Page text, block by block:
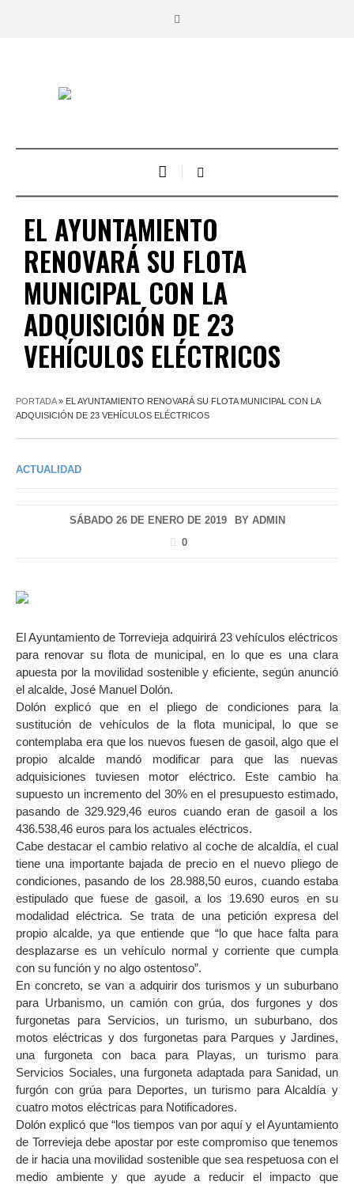
EL AYUNTAMIENTO
RENOVARÁ SU FLOTA
MUNICIPAL CON LA
ADQUISICIÓN DE 23
VEHÍCULOS ELÉCTRICOS
PORTADA» EL AYUNTAMIENTO RENOVARÁ SU FLOTA MUNICIPAL CON LA
ADQUISICIÓN DE 23 VEHÍCULOS ELÉCTRICOS
ACTUALIDAD
SÁBADO 26 DE ENERO DE 2019 BY ADMIN
0
El Ayuntamiento de Torrevieja adquirirá 23 vehículos eléctricos
para renovar su flota de municipal, en lo que es una clara
apuesta por la movilidad sostenible y eficiente, según anunció
el alcalde, José Manuel Dolón.
Dolón explicó que en el pliego de condiciones para la
sustitución de vehículos de la flota municipal, lo que se
contemplaba era que los nuevos fuesen de gasoil, algo que el
propio alcalde mandó modificar para que las nuevas
adquisiciones tuviesen motor eléctrico. Este cambio ha
supuesto un incremento del 30% en el presupuesto estimado,
pasando de 329.929,46 euros cuando eran de gasoil a los
436.538,46 euros para los actuales eléctricos.
Cabe destacar el cambio relativo al coche de alcaldía, el cual
tiene una importante bajada de precio en el nuevo pliego de
condiciones, pasando de los 28.988,50 euros, cuando estaba
estipulado que fuese de gasoil, a los 19.690 euros en su
modalidad eléctrica. Se trata de una petición expresa del
propio alcalde, ya que entiende que “lo que hace falta para
desplazarse es un vehículo normal y corriente que cumpla
con su función y no algo ostentoso”.
En concreto, se van a adquirir dos turismos y un suburbano
para Urbanismo, un camión con grúa, dos furgones y dos
furgonetas para Servicios, un turismo, un suburbano, dos
motos eléctricas y dos furgonetas para Parques y Jardines,
una furgoneta con baca para Playas, un turismo para
Servicios Sociales, una furgoneta adaptada para Sanidad, un
furgón con grúa para Deportes, un turismo para Alcaldía y
cuatro motos eléctricas para Notificadores.
Dolón explicó que “los tiempos van por aquí y el Ayuntamiento
de Torrevieja debe apostar por este compromiso que tenemos
de ir hacia una movilidad sostenible que sea respetuosa con el
medio ambiente y que ayude a reducir el impacto que